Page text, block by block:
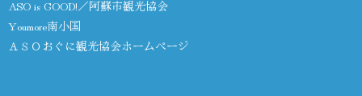
ASO is GOOD!／阿蘇市観光協会
Youmore南小国
ＡＳＯおぐに観光協会ホームページ